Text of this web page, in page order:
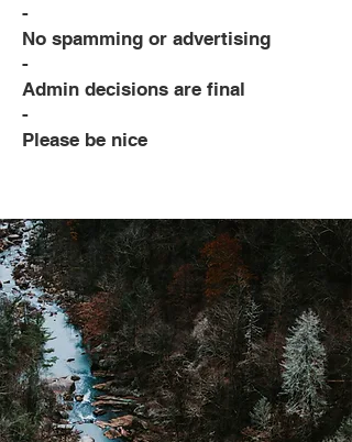
-
No spamming or advertising
-
Admin decisions are final
-
Please be nice